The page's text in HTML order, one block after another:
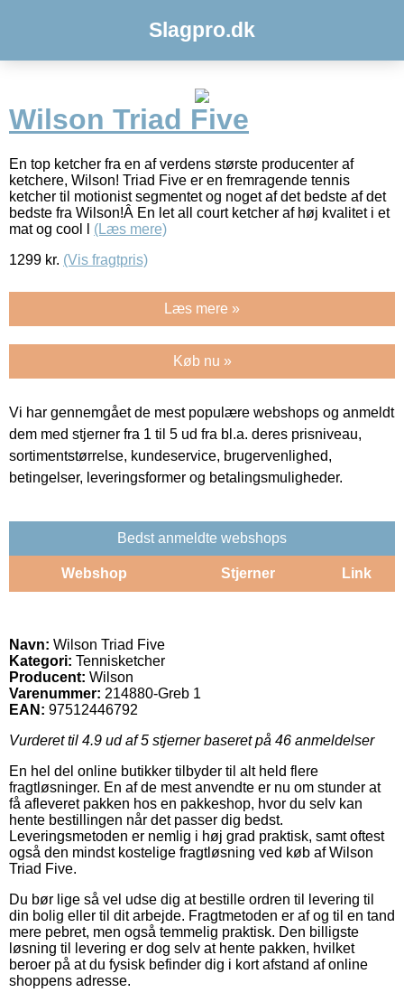
Slagpro.dk
Wilson Triad Five
En top ketcher fra en af verdens største producenter af
ketchere, Wilson! Triad Five er en fremragende tennis
ketcher til motionist segmentet og noget af det bedste af det
bedste fra Wilson!Â En let all court ketcher af høj kvalitet i et
mat og cool l (Læs mere)
1299 kr. (Vis fragtpris)
Læs mere »
Køb nu »
Vi har gennemgået de mest populære webshops og anmeldt
dem med stjerner fra 1 til 5 ud fra bl.a. deres prisniveau,
sortimentstørrelse, kundeservice, brugervenlighed,
betingelser, leveringsformer og betalingsmuligheder.
Bedst anmeldte webshops
Webshop Stjerner Link
Navn: Wilson Triad Five
Kategori: Tennisketcher
Producent: Wilson
Varenummer: 214880-Greb 1
EAN: 97512446792
Vurderet til 4.9 ud af 5 stjerner baseret på 46 anmeldelser
En hel del online butikker tilbyder til alt held flere
fragtløsninger. En af de mest anvendte er nu om stunder at
få afleveret pakken hos en pakkeshop, hvor du selv kan
hente bestillingen når det passer dig bedst.
Leveringsmetoden er nemlig i høj grad praktisk, samt oftest
også den mindst kostelige fragtløsning ved køb af Wilson
Triad Five.
Du bør lige så vel udse dig at bestille ordren til levering til
din bolig eller til dit arbejde. Fragtmetoden er af og til en tand
mere pebret, men også temmelig praktisk. Den billigste
løsning til levering er dog selv at hente pakken, hvilket
beroer på at du fysisk befinder dig i kort afstand af online
shoppens adresse.